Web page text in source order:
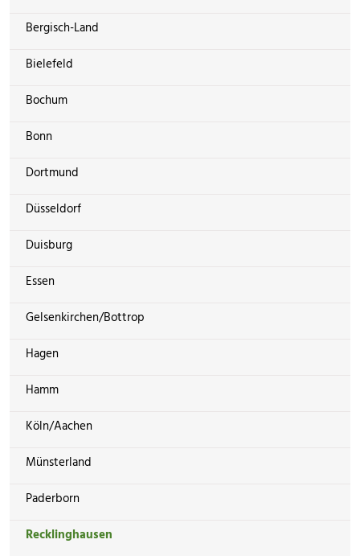
Bergisch-Land
Bielefeld
Bochum
Bonn
Dortmund
Düsseldorf
Duisburg
Essen
Gelsenkirchen/Bottrop
Hagen
Hamm
Köln/Aachen
Münsterland
Paderborn
Recklinghausen